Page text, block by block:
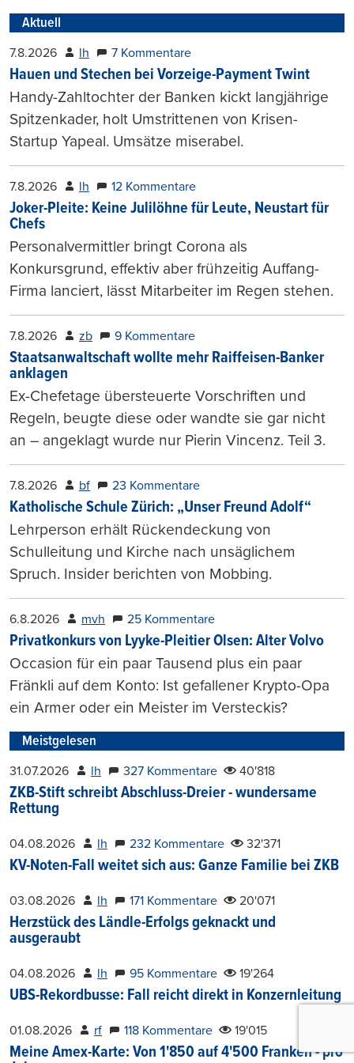
Aktuell
7.8.2026 lh 7 Kommentare
Hauen und Stechen bei Vorzeige-Payment Twint
Handy-Zahltochter der Banken kickt langjährige
Spitzenkader, holt Umstrittenen von Krisen-
Startup Yapeal. Umsätze miserabel.
7.8.2026 lh 12 Kommentare
Joker-Pleite: Keine Julilöhne für Leute, Neustart für
Chefs
Personalvermittler bringt Corona als
Konkursgrund, effektiv aber frühzeitig Auffang-
Firma lanciert, lässt Mitarbeiter im Regen stehen.
7.8.2026 zb 9 Kommentare
Staatsanwaltschaft wollte mehr Raiffeisen-Banker
anklagen
Ex-Chefetage übersteuerte Vorschriften und
Regeln, beugte diese oder wandte sie gar nicht
an – angeklagt wurde nur Pierin Vincenz. Teil 3.
7.8.2026 bf 23 Kommentare
Katholische Schule Zürich: „Unser Freund Adolf“
Lehrperson erhält Rückendeckung von
Schulleitung und Kirche nach unsäglichem
Spruch. Insider berichten von Mobbing.
6.8.2026 mvh 25 Kommentare
Privatkonkurs von Lyyke-Pleitier Olsen: Alter Volvo
Occasion für ein paar Tausend plus ein paar
Fränkli auf dem Konto: Ist gefallener Krypto-Opa
ein Armer oder ein Meister im Versteckis?
Meistgelesen
31.07.2026 lh 327 Kommentare 40'818
ZKB-Stift schreibt Abschluss-Dreier - wundersame
Rettung
04.08.2026 lh 232 Kommentare 32'371
KV-Noten-Fall weitet sich aus: Ganze Familie bei ZKB
03.08.2026 lh 171 Kommentare 20'071
Herzstück des Ländle-Erfolgs geknackt und
ausgeraubt
04.08.2026 lh 95 Kommentare 19'264
UBS-Rekordbusse: Fall reicht direkt in Konzernleitung
01.08.2026 rf 118 Kommentare 19'015
Meine Amex-Karte: Von 1'850 auf 4'500 Franken - pro